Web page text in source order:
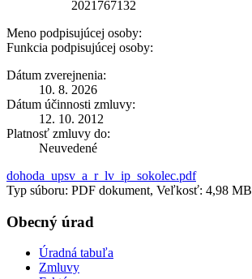
2021767132
Meno podpisujúcej osoby:
Funkcia podpisujúcej osoby:
Dátum zverejnenia:
10. 8. 2026
Dátum účinnosti zmluvy:
12. 10. 2012
Platnosť zmluvy do:
Neuvedené
dohoda_upsv_a_r_lv_ip_sokolec.pdf
Typ súboru: PDF dokument, Veľkosť: 4,98 MB
Obecný úrad
Úradná tabuľa
Zmluvy